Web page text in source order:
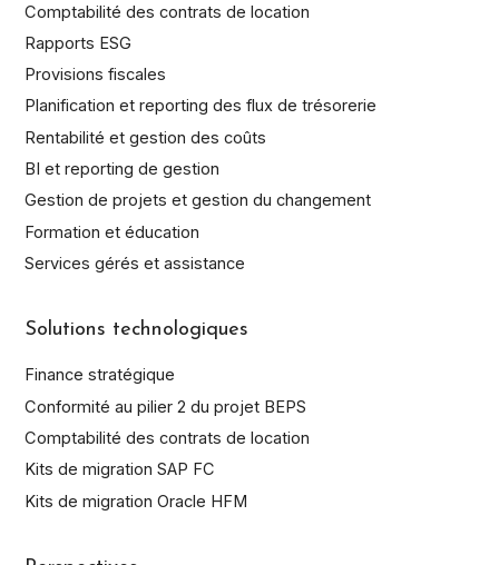
Comptabilité des contrats de location
Rapports ESG
Provisions fiscales
Planification et reporting des flux de trésorerie
Rentabilité et gestion des coûts
BI et reporting de gestion
Gestion de projets et gestion du changement
Formation et éducation
Services gérés et assistance
Solutions technologiques
Finance stratégique
Conformité au pilier 2 du projet BEPS
Comptabilité des contrats de location
Kits de migration SAP FC
Kits de migration Oracle HFM